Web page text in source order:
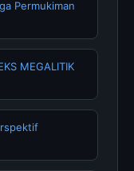
Permukiman
MEGALITIK